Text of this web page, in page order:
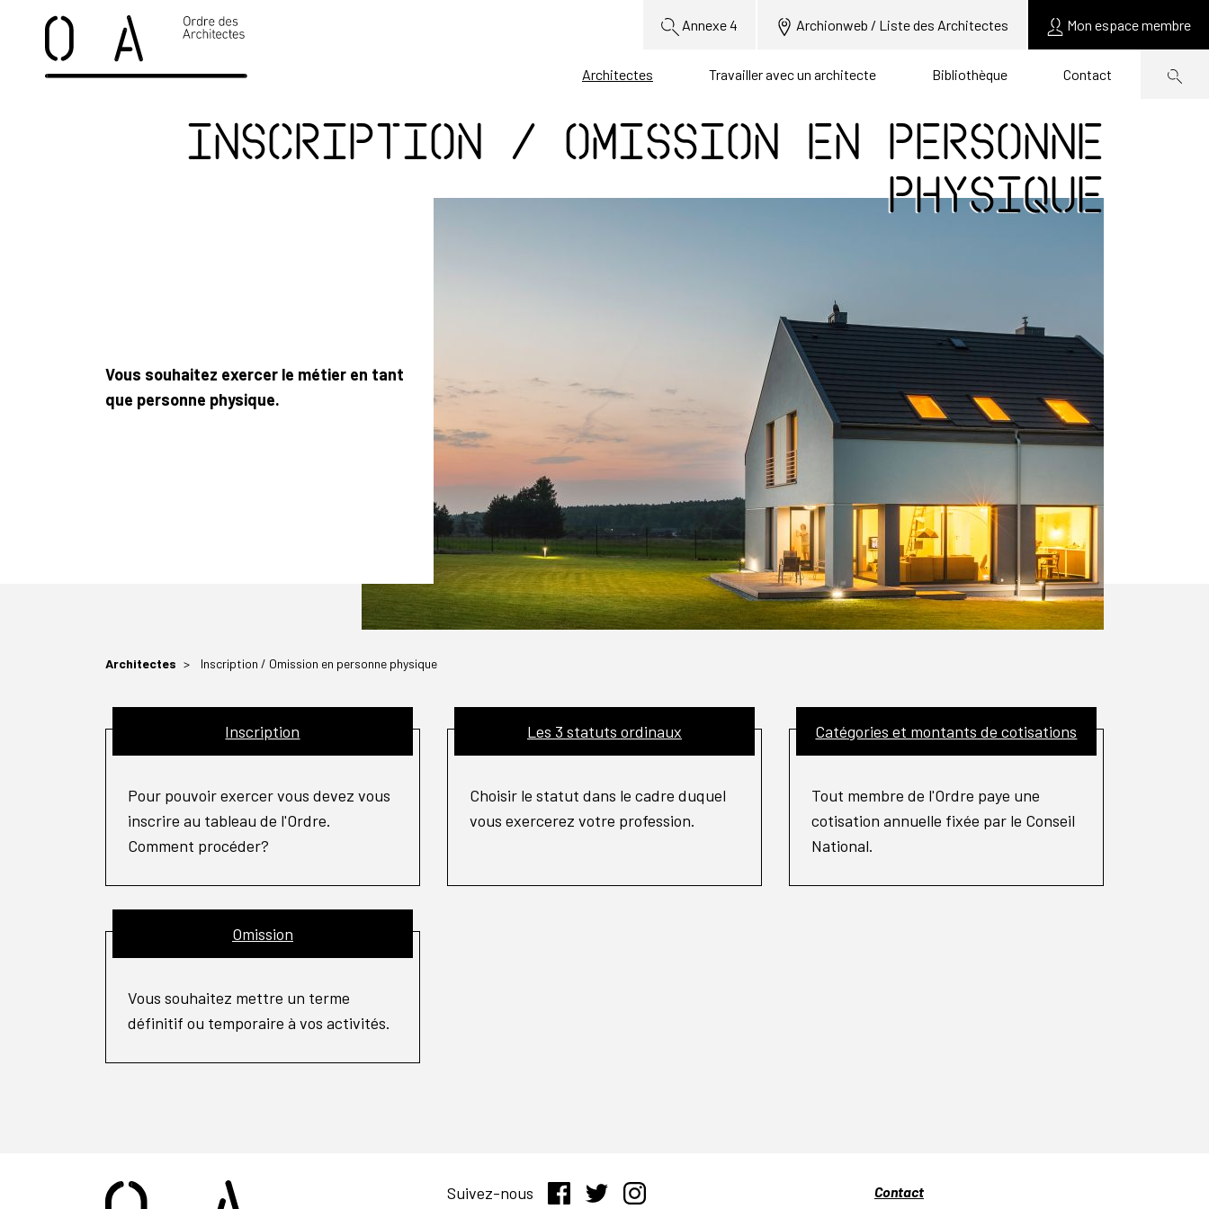
Annexe 4 Archionweb / Liste des Architectes Mon espace membre
Architectes Travailler avec un architecte Bibliothèque Contact
Inscription / Omission en personne
physique
Vous souhaitez exercer le métier en tant
que personne physique.
Architectes Inscription / Omission en personne physique
Inscription
Pour pouvoir exercer vous devez vous
inscrire au tableau de l'Ordre.
Comment procéder?
Les 3 statuts ordinaux
Choisir le statut dans le cadre duquel
vous exercerez votre profession.
Catégories et montants de cotisations
Tout membre de l'Ordre paye une
cotisation annuelle fixée par le Conseil
National.
Omission
Vous souhaitez mettre un terme
définitif ou temporaire à vos activités.
Suivez-nous
Contact